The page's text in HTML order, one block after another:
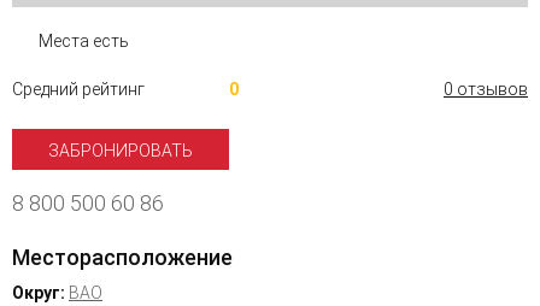
Места есть
Средний рейтинг 0 0 отзывов
ЗАБРОНИРОВАТЬ
8 800 500 60 86
Месторасположение
Округ: ВАО